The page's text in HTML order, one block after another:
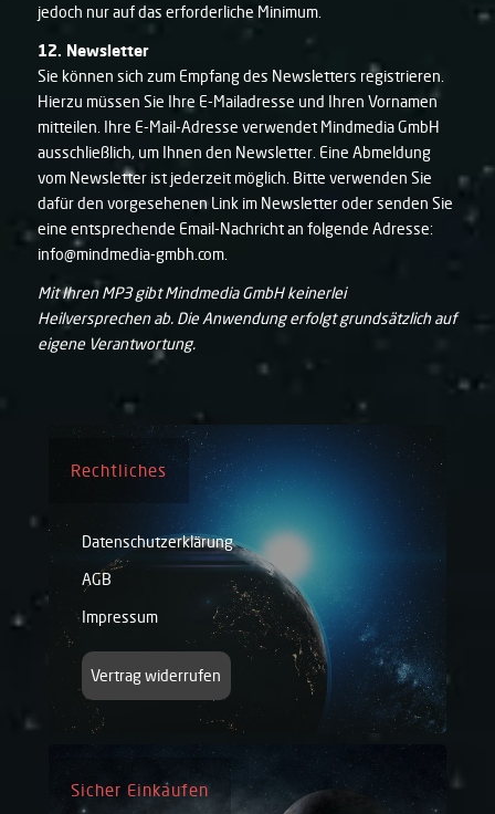
jedoch nur auf das erforderliche Minimum.
12. Newsletter
Sie können sich zum Empfang des Newsletters registrieren.
Hierzu müssen Sie Ihre E-Mailadresse und Ihren Vornamen
mitteilen. Ihre E-Mail-Adresse verwendet Mindmedia GmbH
ausschließlich, um Ihnen den Newsletter. Eine Abmeldung
vom Newsletter ist jederzeit möglich. Bitte verwenden Sie
dafür den vorgesehenen Link im Newsletter oder senden Sie
eine entsprechende Email-Nachricht an folgende Adresse:
info@mindmedia-gmbh.com.
Mit Ihren MP3 gibt Mindmedia GmbH keinerlei
Heilversprechen ab. Die Anwendung erfolgt grundsätzlich auf
eigene Verantwortung.
Rechtliches
Datenschutzerklärung
AGB
Impressum
Vertrag widerrufen
Sicher Einkaufen